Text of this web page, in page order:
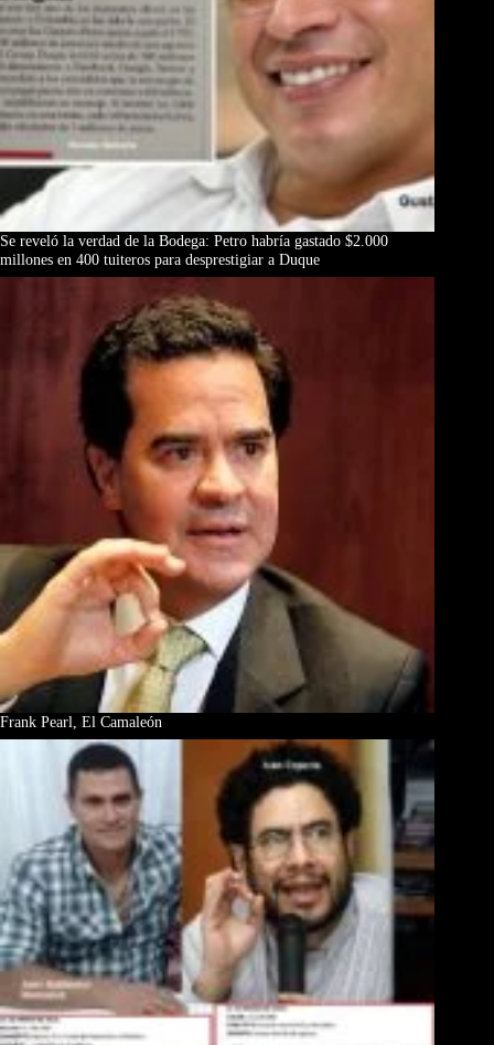
Se reveló la verdad de la Bodega: Petro habría gastado $2.000
millones en 400 tuiteros para desprestigiar a Duque
Frank Pearl, El Camaleón